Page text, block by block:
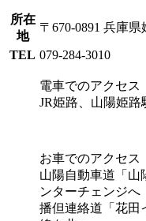
所在
地
〒670-0891 兵庫
TEL 079-284-3010
電車でのアクセス
JR姫路、山陽姫路
お車でのアクセス
山陽自動車道「山
ンターチェンジへ
播但連絡道「花田